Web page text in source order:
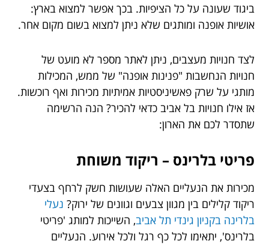
ביגוד שעונה על כל הציפיות. בכך אפשר למצוא בארץ:
אושיות אופנה ומותגים שלא ניתן למצוא בשום מקום אחר.
לצד חנויות מעצבים, ניתן לאתר מספר לא מועט של
חנויות הנחשבות "פנינות אופנה" של ממש, המכילות
מותגי על שרק פאשיניסטיות אמיתיות מכירות ואף רוכשות.
אז אילו חנויות בל אביב כדאי להכיר? הנה הרשימה
שתסדר לכם את הארון:
פריטי בלרינס – ריקוד משוחת
מכירות את הנעליים האלה שעושות חשק לרחף בצעדי
ריקוד קלילים בין מגוון צבעים וגוונים של ירוק? נעלי
בלרינה בקניון גינדי תל אביב, השייכות למותג 'פריטי
בלרינס', יתאימו לכל כף רגל ולכל אירוע. הנעליים